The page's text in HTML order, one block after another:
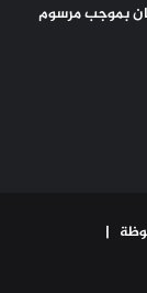
بموجب مرسوم